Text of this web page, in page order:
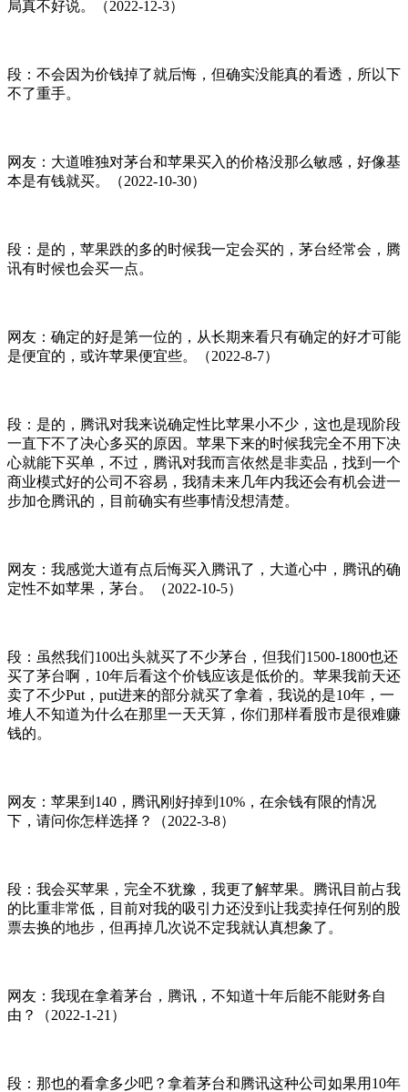
局真不好说。（2022-12-3）
段：不会因为价钱掉了就后悔，但确实没能真的看透，所以下
不了重手。
网友：大道唯独对茅台和苹果买入的价格没那么敏感，好像基
本是有钱就买。（2022-10-30）
段：是的，苹果跌的多的时候我一定会买的，茅台经常会，腾
讯有时候也会买一点。
网友：确定的好是第一位的，从长期来看只有确定的好才可能
是便宜的，或许苹果便宜些。（2022-8-7）
段：是的，腾讯对我来说确定性比苹果小不少，这也是现阶段
一直下不了决心多买的原因。苹果下来的时候我完全不用下决
心就能下买单，不过，腾讯对我而言依然是非卖品，找到一个
商业模式好的公司不容易，我猜未来几年内我还会有机会进一
步加仓腾讯的，目前确实有些事情没想清楚。
网友：我感觉大道有点后悔买入腾讯了，大道心中，腾讯的确
定性不如苹果，茅台。（2022-10-5）
段：虽然我们100出头就买了不少茅台，但我们1500-1800也还
买了茅台啊，10年后看这个价钱应该是低价的。苹果我前天还
卖了不少Put，put进来的部分就买了拿着，我说的是10年，一
堆人不知道为什么在那里一天天算，你们那样看股市是很难赚
钱的。
网友：苹果到140，腾讯刚好掉到10%，在余钱有限的情况
下，请问你怎样选择？（2022-3-8）
段：我会买苹果，完全不犹豫，我更了解苹果。腾讯目前占我
的比重非常低，目前对我的吸引力还没到让我卖掉任何别的股
票去换的地步，但再掉几次说不定我就认真想象了。
网友：我现在拿着茅台，腾讯，不知道十年后能不能财务自
由？（2022-1-21）
段：那也的看拿多少吧？拿着茅台和腾讯这种公司如果用10年